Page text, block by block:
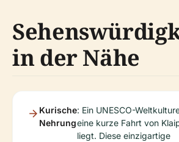
in der Nähe
Kurische
Nehrung
: Ein UNESCO-
eine kurze Fahrt von
liegt. Diese einzigartige